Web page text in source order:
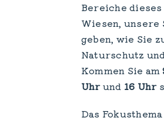
Bereiche
Wiesen,
geben, wie Sie
Naturschutz
Kommen Sie am
Uhrund 16 Uhr
Das